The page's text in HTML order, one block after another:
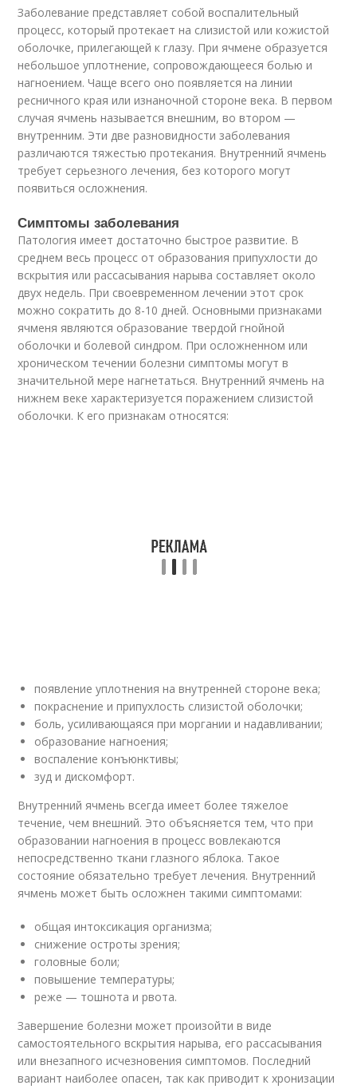
Заболевание представляет собой воспалительный
процесс, который протекает на слизистой или кожистой
оболочке, прилегающей к глазу. При ячмене образуется
небольшое уплотнение, сопровождающееся болью и
нагноением. Чаще всего оно появляется на линии
ресничного края или изнаночной стороне века. В первом
случая ячмень называется внешним, во втором —
внутренним. Эти две разновидности заболевания
различаются тяжестью протекания. Внутренний ячмень
требует серьезного лечения, без которого могут
появиться осложнения.
Симптомы заболевания
Патология имеет достаточно быстрое развитие. В
среднем весь процесс от образования припухлости до
вскрытия или рассасывания нарыва составляет около
двух недель. При своевременном лечении этот срок
можно сократить до 8-10 дней. Основными признаками
ячменя являются образование твердой гнойной
оболочки и болевой синдром. При осложненном или
хроническом течении болезни симптомы могут в
значительной мере нагнетаться. Внутренний ячмень на
нижнем веке характеризуется поражением слизистой
оболочки. К его признакам относятся:
появление уплотнения на внутренней стороне века;
покраснение и припухлость слизистой оболочки;
боль, усиливающаяся при моргании и надавливании;
образование нагноения;
воспаление конъюнктивы;
зуд и дискомфорт.
Внутренний ячмень всегда имеет более тяжелое
течение, чем внешний. Это объясняется тем, что при
образовании нагноения в процесс вовлекаются
непосредственно ткани глазного яблока. Такое
состояние обязательно требует лечения. Внутренний
ячмень может быть осложнен такими симптомами:
общая интоксикация организма;
снижение остроты зрения;
головные боли;
повышение температуры;
реже — тошнота и рвота.
Завершение болезни может произойти в виде
самостоятельного вскрытия нарыва, его рассасывания
или внезапного исчезновения симптомов. Последний
вариант наиболее опасен, так как приводит к хронизации